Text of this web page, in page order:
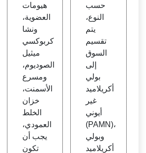
هيومات
العضوية،
ونشا
كربوكسي
ميثيل
الصوديوم،
ومسرع
الأسمنت،
خزان
الخلط
العمودي،
يجب أن
تكون
حسب
النوع،
يتم
تقسيم
السوق
إلى
بولي
أكريلاميد
غير
أيوني
(PAMN)،
وبولي
أكريلاميد